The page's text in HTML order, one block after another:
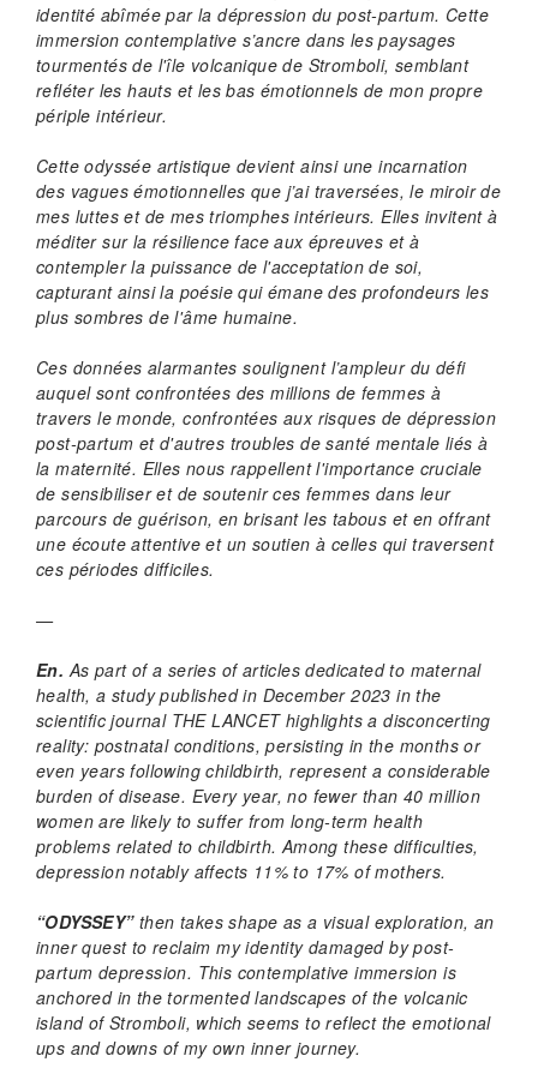
identité abîmée par la dépression du post-partum. Cette
immersion contemplative s’ancre dans les paysages
tourmentés de l'île volcanique de Stromboli, semblant
refléter les hauts et les bas émotionnels de mon propre
périple intérieur.
Cette odyssée artistique devient ainsi une incarnation
des vagues émotionnelles que j’ai traversées, le miroir de
mes luttes et de mes triomphes intérieurs. Elles invitent à
méditer sur la résilience face aux épreuves et à
contempler la puissance de l'acceptation de soi,
capturant ainsi la poésie qui émane des profondeurs les
plus sombres de l'âme humaine.
Ces données alarmantes soulignent l’ampleur du défi
auquel sont confrontées des millions de femmes à
travers le monde, confrontées aux risques de dépression
post-partum et d'autres troubles de santé mentale liés à
la maternité. Elles nous rappellent l'importance cruciale
de sensibiliser et de soutenir ces femmes dans leur
parcours de guérison, en brisant les tabous et en offrant
une écoute attentive et un soutien à celles qui traversent
ces périodes difficiles.
—
En. As part of a series of articles dedicated to maternal
health, a study published in December 2023 in the
scientific journal THE LANCEThighlights a disconcerting
reality: postnatal conditions, persisting in the months or
even years following childbirth, represent a considerable
burden of disease. Every year, no fewer than 40 million
women are likely to suffer from long-term health
problems related to childbirth. Among these difficulties,
depression notably affects 11% to 17% of mothers.
“ODYSSEY”then takes shape as a visual exploration, an
inner quest to reclaim my identity damaged by post-
partum depression. This contemplative immersion is
anchored in the tormented landscapes of the volcanic
island of Stromboli, which seems to reflect the emotional
ups and downs of my own inner journey.